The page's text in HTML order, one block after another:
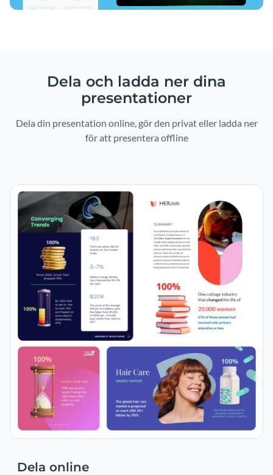
Dela och ladda ner dina
presentationer
Dela din presentation online, gör den privat eller ladda ner
för att presentera offline
Dela online